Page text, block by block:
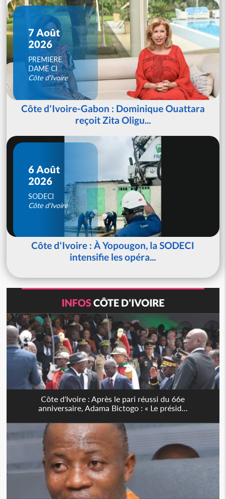
7 Août
2026
PREMIERE
DAME CI
Côte d'Ivoire
Côte d'Ivoire-Gabon : Dominique Ouattara
reçoit Zita Oligu...
6 Août
2026
SODECI
Côte d'Ivoire
Côte d'Ivoire : À Yopougon, la SODECI
intensifie les opéra...
INFOSCÔTE D'IVOIRE
Côte d'Ivoire : Après le pari réussi du 66e
anniversaire, Adama Bictogo : « Le présid...